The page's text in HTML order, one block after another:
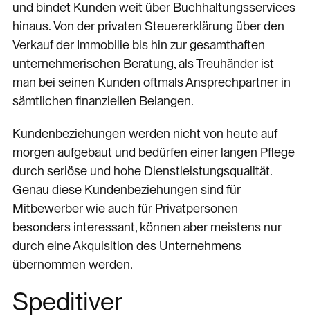
und bindet Kunden weit über Buchhaltungsservices
hinaus. Von der privaten Steuererklärung über den
Verkauf der Immobilie bis hin zur gesamthaften
unternehmerischen Beratung, als Treuhänder ist
man bei seinen Kunden oftmals Ansprechpartner in
sämtlichen finanziellen Belangen.
Kundenbeziehungen werden nicht von heute auf
morgen aufgebaut und bedürfen einer langen Pflege
durch seriöse und hohe Dienstleistungsqualität.
Genau diese Kundenbeziehungen sind für
Mitbewerber wie auch für Privatpersonen
besonders interessant, können aber meistens nur
durch eine Akquisition des Unternehmens
übernommen werden.
Speditiver